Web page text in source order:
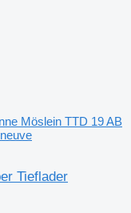
Möslein TTD 19 AB
Tieflader